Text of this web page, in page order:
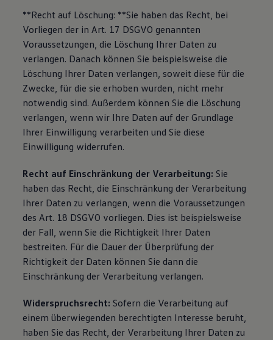
**Recht auf Löschung: **Sie haben das Recht, bei
Vorliegen der in Art. 17 DSGVO genannten
Voraussetzungen, die Löschung Ihrer Daten zu
verlangen. Danach können Sie beispielsweise die
Löschung Ihrer Daten verlangen, soweit diese für die
Zwecke, für die sie erhoben wurden, nicht mehr
notwendig sind. Außerdem können Sie die Löschung
verlangen, wenn wir Ihre Daten auf der Grundlage
Ihrer Einwilligung verarbeiten und Sie diese
Einwilligung widerrufen.
Recht auf Einschränkung der Verarbeitung: Sie
haben das Recht, die Einschränkung der Verarbeitung
Ihrer Daten zu verlangen, wenn die Voraussetzungen
des Art. 18 DSGVO vorliegen. Dies ist beispielsweise
der Fall, wenn Sie die Richtigkeit Ihrer Daten
bestreiten. Für die Dauer der Überprüfung der
Richtigkeit der Daten können Sie dann die
Einschränkung der Verarbeitung verlangen.
Widerspruchsrecht: Sofern die Verarbeitung auf
einem überwiegenden berechtigten Interesse beruht,
haben Sie das Recht, der Verarbeitung Ihrer Daten zu